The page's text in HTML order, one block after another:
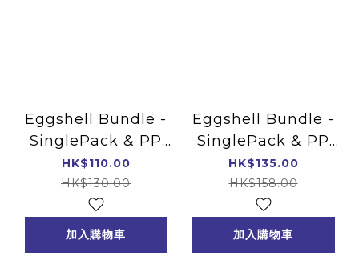
Eggshell Bundle -
SinglePack & PP
Marker 4mm
HK$110.00
HK$130.00
加入購物車
Eggshell Bundle -
SinglePack & PP
Marker 4-8mm
HK$135.00
HK$158.00
加入購物車